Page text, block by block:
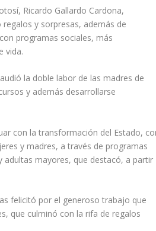
Ricardo Gallardo Cardona,
y sorpresas, además de
programas sociales, más
vida.
la doble labor de las madres de
y además desarrollarse
con la transformación del Estado,
y madres, a través de programas
mayores, que destacó, a partir
felicitó por el generoso trabajo que
que culminó con la rifa de regalos